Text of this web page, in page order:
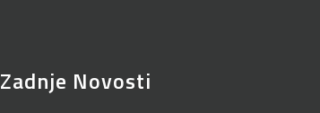
Zadnje Novosti